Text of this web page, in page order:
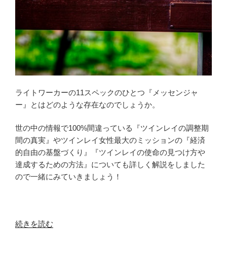
ライトワーカーの11スペックのひとつ『メッセンジャ
ー』とはどのような存在なのでしょうか。
世の中の情報で100%間違っている『ツインレイの調整期
間の真実』やツインレイ女性最大のミッションの『経済
的自由の基盤づくり』『ツインレイの使命の見つけ方や
達成するための方法』についても詳しく解説をしました
ので一緒にみていきましょう！
“ラ
続きを読む